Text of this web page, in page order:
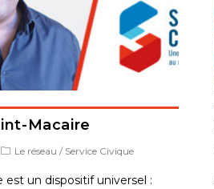
Macaire
Le réseau / Service Civique
est un dispositif universel :